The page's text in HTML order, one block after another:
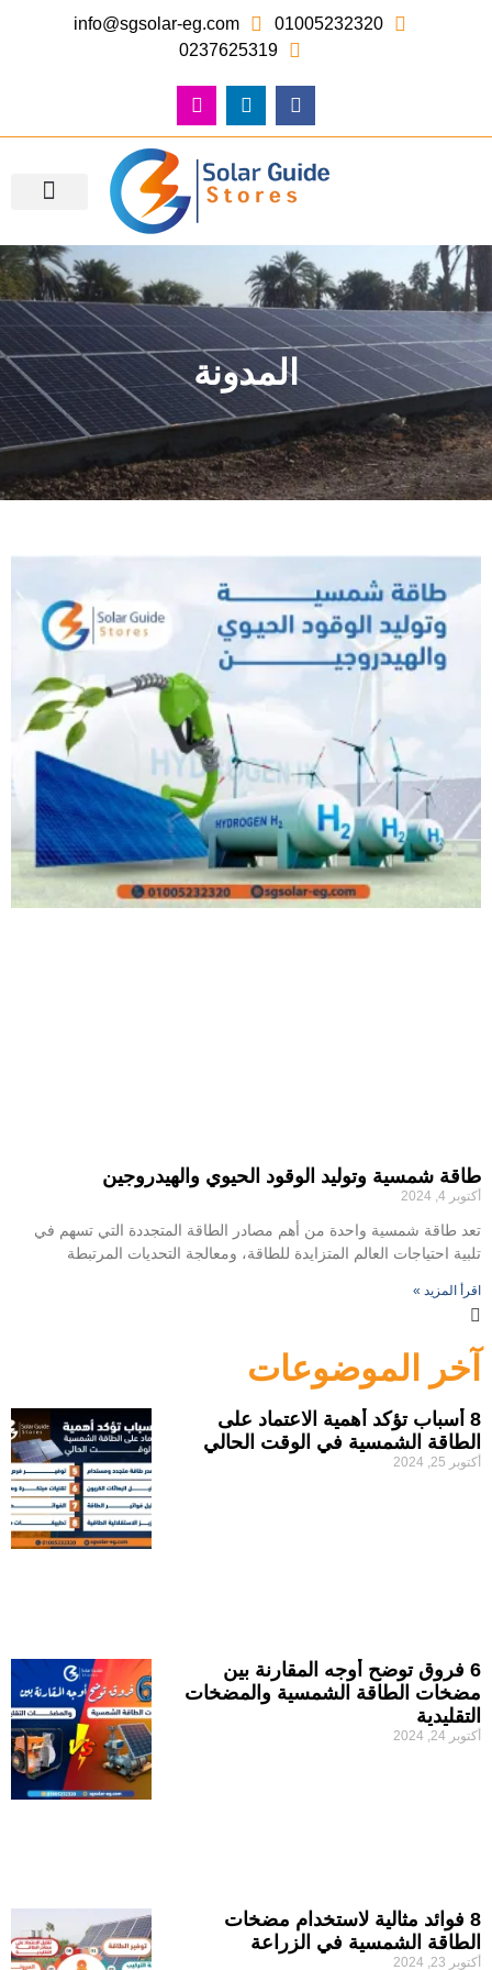
01005232320
info@sgsolar-eg.com
0237625319
المدونة
طاقة شمسية وتوليد الوقود الحيوي والهيدروجين
أكتوبر 4, 2024
تعد طاقة شمسية واحدة من أهم مصادر الطاقة المتجددة التي تسهم في
تلبية احتياجات العالم المتزايدة للطاقة، ومعالجة التحديات المرتبطة
اقرأ المزيد »
آخر الموضوعات
8 أسباب تؤكد أهمية الاعتماد على
الطاقة الشمسية في الوقت الحالي
أكتوبر 25, 2024
6 فروق توضح أوجه المقارنة بين
مضخات الطاقة الشمسية والمضخات
التقليدية
أكتوبر 24, 2024
8 فوائد مثالية لاستخدام مضخات
الطاقة الشمسية في الزراعة
أكتوبر 23, 2024